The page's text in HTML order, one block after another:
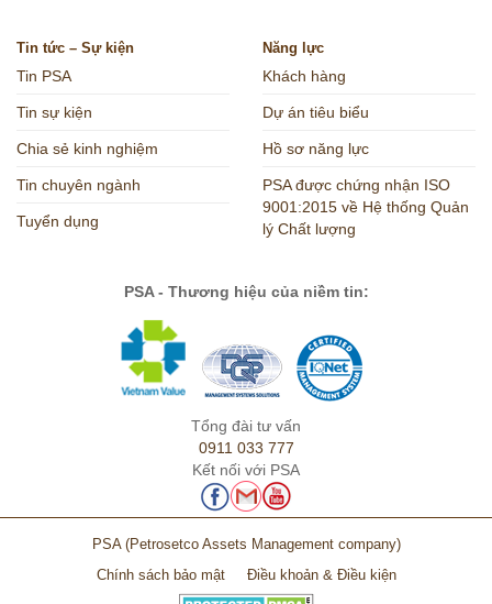
Tin tức – Sự kiện
Tin PSA
Tin sự kiện
Chia sẻ kinh nghiệm
Tin chuyên ngành
Tuyển dụng
Năng lực
Khách hàng
Dự án tiêu biểu
Hồ sơ năng lực
PSA được chứng nhận ISO
9001:2015 về Hệ thống Quản
lý Chất lượng
PSA - Thương hiệu của niềm tin:
Tổng đài tư vấn
0911 033 777
Kết nối với PSA
PSA (Petrosetco Assets Management company)
Chính sách bảo mật
Điều khoản & Điều kiện